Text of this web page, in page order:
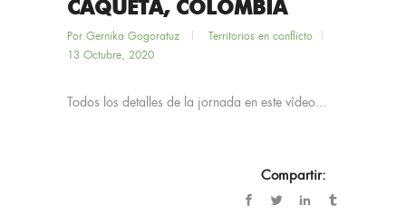
CAQUETÁ, COLOMBIA
Por Gernika Gogoratuz
Territorios en conflicto
13 Octubre, 2020
Todos los detalles de la jornada en este vídeo...
Compartir: